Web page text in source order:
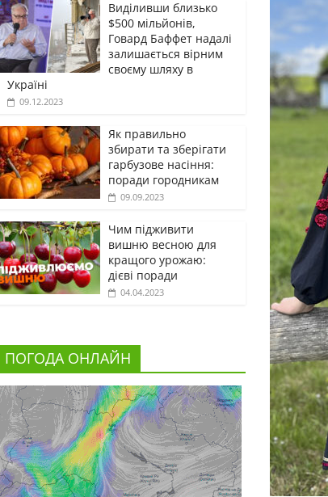
Виділивши близько
$500 мільйонів,
Говард Баффет надалі
залишається вірним
своєму шляху в
Україні
09.12.2023
Як правильно
збирати та зберігати
гарбузове насіння:
поради городникам
09.09.2023
Чим підживити
вишню весною для
кращого урожаю:
дієві поради
04.04.2023
ПОГОДА ОНЛАЙН